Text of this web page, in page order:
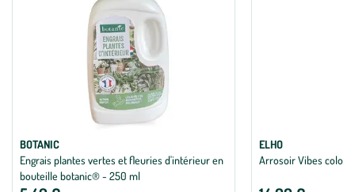
BOTANIC
Engrais plantes vertes et fleuries d'intérieur en
bouteille botanic® - 250 ml
ELHO
Arrosoir Vibes coloris